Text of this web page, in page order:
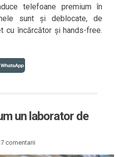
telefoane premium în
sunt și deblocate, de
cu încărcător și hands-free.
un laborator de
comentarii